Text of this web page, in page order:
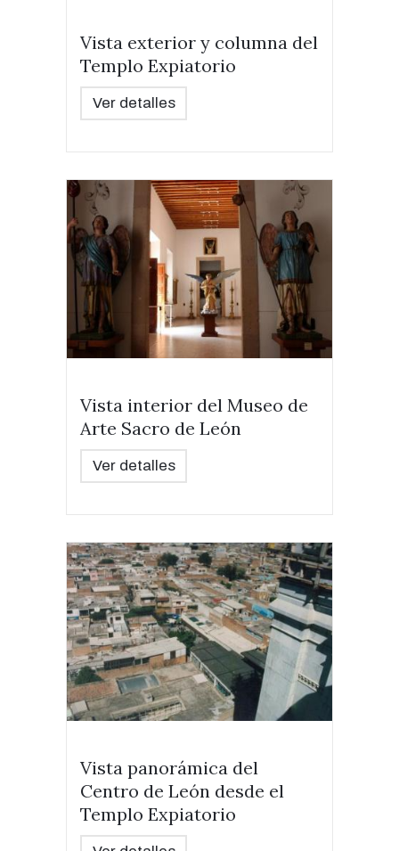
Vista exterior y columna del
Templo Expiatorio
Ver detalles
Vista interior del Museo de
Arte Sacro de León
Ver detalles
Vista panorámica del
Centro de León desde el
Templo Expiatorio